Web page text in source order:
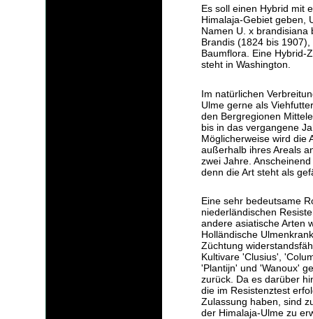
Es soll einen Hybrid mit
Himalaja-Gebiet geben,
Namen U. x brandisiana
Brandis (1824 bis
Baumflora. Eine Hybrid-
steht in Washington.
Im natürlichen
Ulme gerne als
den Bergregionen
bis in das vergangene
Möglicherweise wird die
außerhalb ihres Areals
zwei Jahre.
denn die Art steht als
Eine sehr bedeutsame
niederländischen
andere asiatische Arten
Holländische
Züchtung
Kultivare 'Clusius',
'Plantijn' und 'Wanoux'
zurück. Da es darüber
die im Resistenztest
Zulassung haben, sind
der Himalaja-Ulme zu